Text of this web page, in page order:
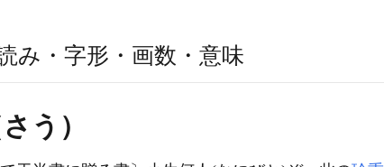
み・字形・画数・意味
う）